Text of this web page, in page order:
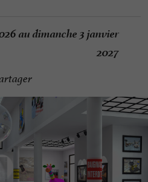
au dimanche 3 janvier
2027